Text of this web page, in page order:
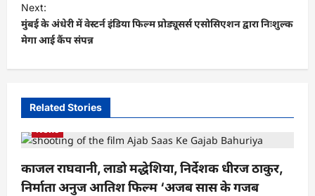
n
a
g
a
t
i
o
Next:
मुंबई के अंधेरी में वेस्टर्न इंडिया फिल्म प्रोड्यूसर्स एसोसिएशन द्वारा निःशुल्क
मेगा आई कैंप संपन्न
Related Stories
News
काजल राघवानी, लाडो मद्धेशिया, निर्देशक धीरज ठाकुर,
निर्माता अनुज आतिश फिल्म ‘अजब सास के गजब